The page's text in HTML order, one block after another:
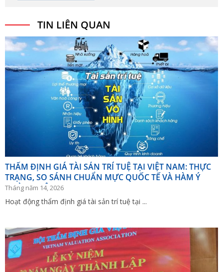
TIN LIÊN QUAN
THẨM ĐỊNH GIÁ TÀI SẢN TRÍ TUỆ TẠI VIỆT NAM: THỰC
TRẠNG, SO SÁNH CHUẨN MỰC QUỐC TẾ VÀ HÀM Ý
HOÀN THIỆN
Tháng năm 14, 2026
Hoạt động thẩm định giá tài sản trí tuệ tại ...